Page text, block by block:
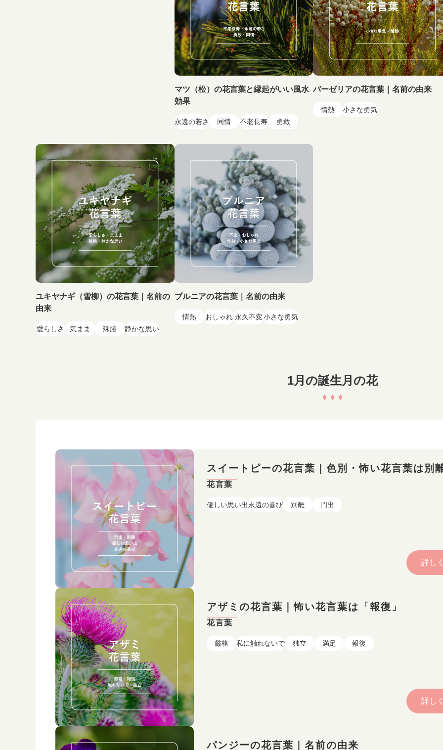
マツ（松）の花言葉と縁起がいい風水
効果
永遠の若さ 同情 不老長寿 勇敢
バーゼリアの花言葉｜名前の由来
情熱 小さな勇気
ユキヤナギ（雪柳）の花言葉｜名前の
由来
愛らしさ 気まま 殊勝 静かな思い
ブルニアの花言葉｜名前の由来
情熱 おしゃれ 永久不変小さな勇気
1月の誕生月の花
スイートピーの花言葉｜色別・怖い花言葉は別
花言葉
優しい思い出永遠の喜び 別離 門出
詳し
アザミの花言葉｜怖い花言葉は「報復」
花言葉
厳格 私に触れないで 独立 満足 報復
詳し
パンジーの花言葉｜名前の由来